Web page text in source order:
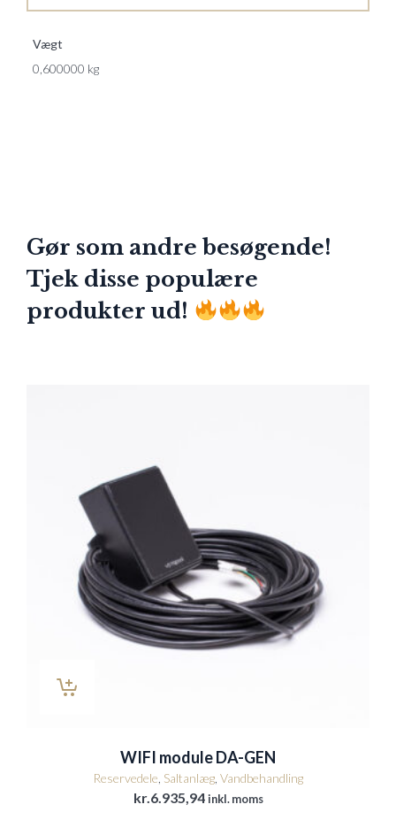
Vægt
0,600000 kg
Gør som andre besøgende!
Tjek disse populære
produkter ud!
WIFI module DA-GEN
Reservedele Saltanlæg Vandbehandling
kr. 6.935,94 inkl. moms